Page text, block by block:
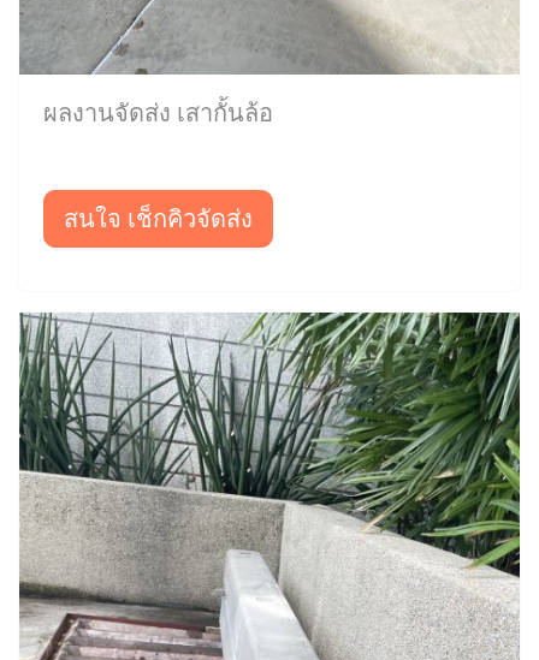
ผลงานจัดส่ง เสากั้นล้อ
สนใจ เช็กคิวจัดส่ง